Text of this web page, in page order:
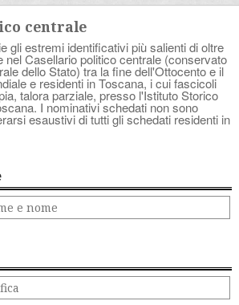
centrale
gli estremi identificativi più salienti di oltre
nel Casellario politico centrale (conservato
dello Stato) tra la fine dell'Ottocento e il
e residenti in Toscana, i cui fascicoli
talora parziale, presso l'Istituto Storico
I nominativi schedati non sono
esaustivi di tutti gli schedati residenti in